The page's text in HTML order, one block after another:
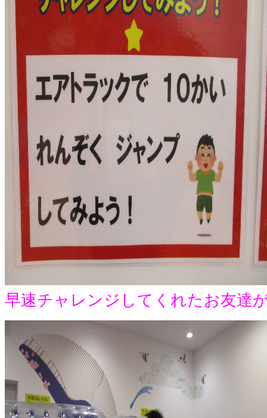
早速チャレンジしてくれたお友達